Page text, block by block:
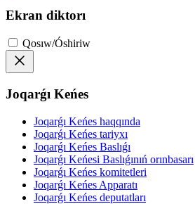
Ekran diktorı
Qosıw/Óshiriw
Joqarǵı Keńes
Joqarǵı Keńes haqqında
Joqarǵı Keńes tariyxı
Joqarǵı Keńes Baslıǵı
Joqarǵı Keńesi Baslıǵınıń orınbasarı
Joqarǵı Keńes komitetleri
Joqarǵı Keńes Apparatı
Joqarǵı Keńes deputatları